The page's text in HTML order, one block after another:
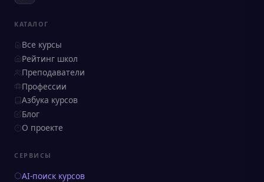
КАТАЛОГ
Все курсы
Рейтинг школ
Преподаватели
Профессии
Азбука курсов
Блог
О проекте
СЕРВИСЫ
AI-поиск курсов